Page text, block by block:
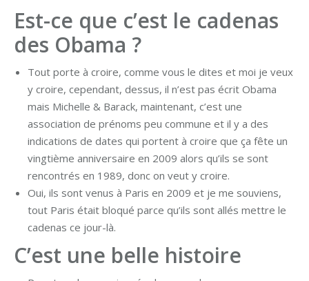
Est-ce que c’est le cadenas
des Obama ?
Tout porte à croire, comme vous le dites et moi je veux
y croire, cependant, dessus, il n’est pas écrit Obama
mais Michelle & Barack, maintenant, c’est une
association de prénoms peu commune et il y a des
indications de dates qui portent à croire que ça fête un
vingtième anniversaire en 2009 alors qu’ils se sont
rencontrés en 1989, donc on veut y croire.
Oui, ils sont venus à Paris en 2009 et je me souviens,
tout Paris était bloqué parce qu’ils sont allés mettre le
cadenas ce jour-là.
C’est une belle histoire